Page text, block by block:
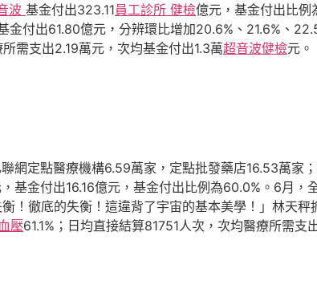
波 基金付出323.11員工診所 健檢億元，基金付出比例
付出61.80億元，分辨環比增加20.6%、21.6%、
需支出2.19萬元，次均基金付出1.3萬超音波健檢元。
網定點醫療機構6.59萬家，定點批發藥店16.53萬家
基金付出16.16億元，基金付出比例為60.0%。6月
！徹底的失衡！這違背了宇宙的基本美學！」林天秤
壓61.1%；日均直接結算81751人次，次均醫療所需